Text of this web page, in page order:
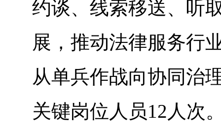
约谈、线索移送、听
展，推动法律服务行
从单兵作战向协同治
关键岗位人员12人次